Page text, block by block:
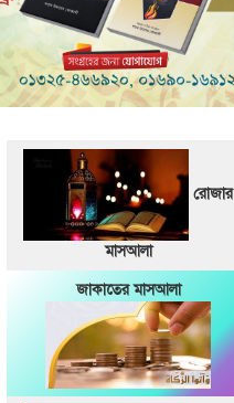
রোজার
মাসআলা
জাকাতের মাসআলা